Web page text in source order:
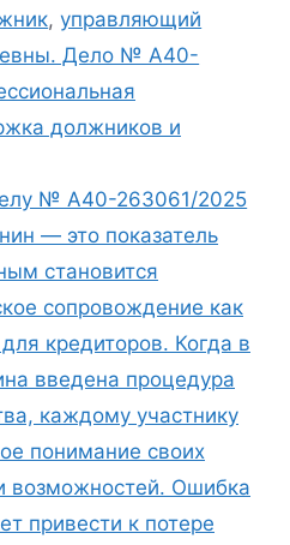
,управляющий
Дело № А40-
должников и
№ А40-263061/2025
— это показатель
становится
сопровождение как
кредиторов. Когда в
введена процедура
каждому участнику
понимание своих
возможностей. Ошибка
привести к потере